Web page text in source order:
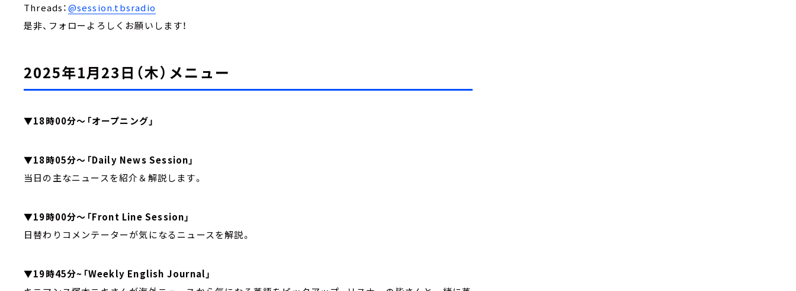
Threads：@session.tbsradio
是非、フォローよろしくお願いします！
2025年1月23日（木）メニュー
▼18時00分～「オープニング」
▼18時05分～「Daily News Session」
当日の主なニュースを紹介＆解説します。
▼19時00分～「Front Line Session」
日替わりコメンテーターが気になるニュースを解説。
▼19時45分~「Weekly English Journal」